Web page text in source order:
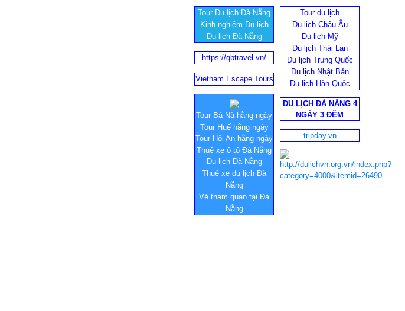
Tour Du lịch Đà Nẵng
Kinh nghiệm Du lịch
Du lịch Đà Nẵng
Tour du lịch
Du lịch Châu Âu
Du lịch Mỹ
Du lịch Thái Lan
Du lịch Trung Quốc
Du lịch Nhật Bản
Du lịch Hàn Quốc
https://qbtravel.vn/
Vietnam Escape Tours
Tour Bà Nà hằng ngày
Tour Huế hằng ngày
Tour Hội An hằng ngày
Thuê xe ô tô Đà Nẵng
Du lịch Đà Nẵng
Thuê xe du lịch Đà
Nẵng
Vé tham quan tại Đà
Nẵng
DU LỊCH ĐÀ NẴNG 4
NGÀY 3 ĐÊM
tripday.vn